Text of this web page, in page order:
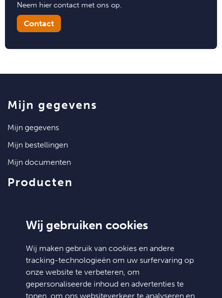
Wij gebruiken cookies
Wij maken gebruik van cookies en andere
tracking-technologieën om uw surfervaring op
onze website te verbeteren, om
gepersonaliseerde inhoud en advertenties te
tonen, om ons websiteverkeer te analyseren en
Neem hier contact met ons op.
Contact
mijn gegevens
mijn gegevens
mijn bestellingen
mijn documenten
producten
klantenservice
contact
algemene voorwaarden
hulp nodig?